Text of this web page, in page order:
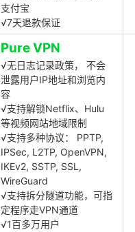
支付宝
√7天退款保证
Pure VPN
√无日志记录政策， 不会
泄露用户IP地址和浏览内
容
√支持解锁Netflix、Hulu
等视频网站地域限制
√支持多种协议： PPTP,
IPSec, L2TP, OpenVPN,
IKEv2, SSTP, SSL,
WireGuard
√支持拆分隧道功能，可指
定程序走VPN通道
√1百多万用户